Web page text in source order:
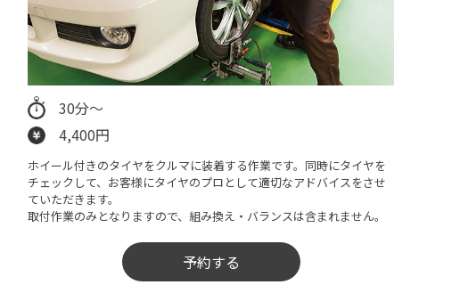
30分〜
4,400円
ホイール付きのタイヤをクルマに装着する作業です。同時にタイヤを
チェックして、お客様にタイヤのプロとして適切なアドバイスをさせ
ていただきます。
取付作業のみとなりますので、​組み換え・バランスは含まれません。
予約する